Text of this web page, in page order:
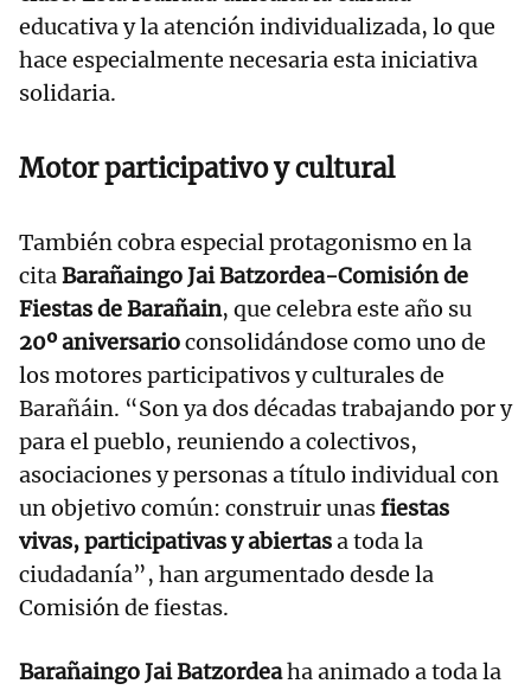
educativa y la atención individualizada, lo que
hace especialmente necesaria esta iniciativa
solidaria.
Motor participativo y cultural
También cobra especial protagonismo en la
citaBarañaingo Jai Batzordea-Comisión de
Fiestas de Barañain, que celebra este año su
20º aniversarioconsolidándose como uno de
los motores participativos y culturales de
Barañáin. “Son ya dos décadas trabajando por y
para el pueblo, reuniendo a colectivos,
asociaciones y personas a título individual con
un objetivo común: construir unasfiestas
vivas, participativas y abiertasa toda la
ciudadanía”, han argumentado desde la
Comisión de fiestas.
Barañaingo Jai Batzordeaha animado a toda la